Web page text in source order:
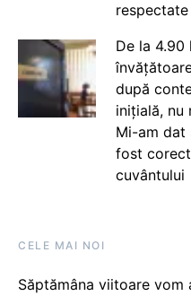
respectate
De la 4.90
după
inițială, nu
Mi-am dat
fost
cuvântului
CELE MAI NOI
Săptămâna viitoare vom